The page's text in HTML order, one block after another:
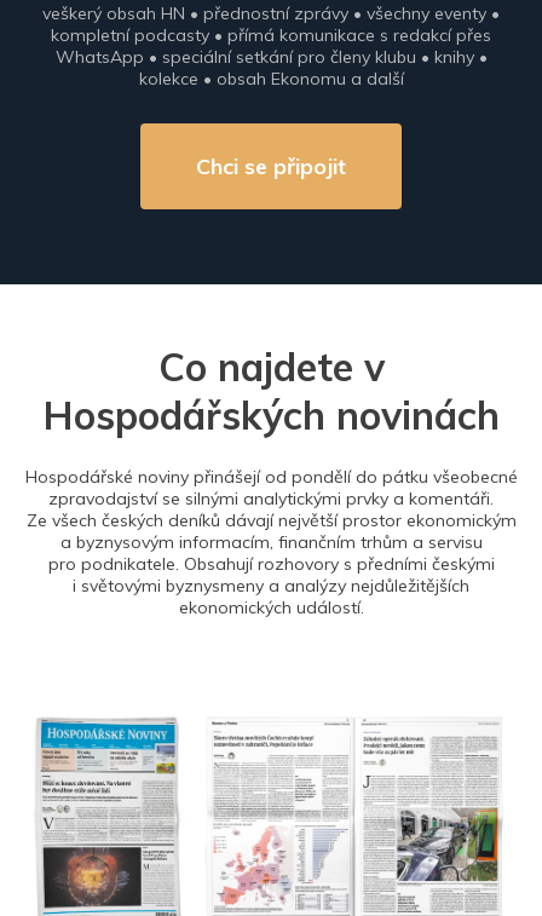
veškerý obsah HN • přednostní zprávy • všechny eventy •
kompletní podcasty • přímá komunikace s redakcí přes
WhatsApp • speciální setkání pro členy klubu • knihy •
kolekce • obsah Ekonomu a další
Chci se připojit
Co najdete v
Hospodářských novinách
Hospodářské noviny přinášejí od pondělí do pátku všeobecné
zpravodajství se silnými analytickými prvky a komentáři.
Ze všech českých deníků dávají největší prostor ekonomickým
a byznysovým informacím, finančním trhům a servisu
pro podnikatele. Obsahují rozhovory s předními českými
i světovými byznysmeny a analýzy nejdůležitějších
ekonomických událostí.